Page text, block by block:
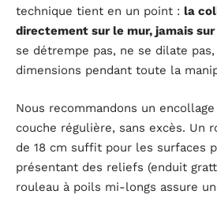
technique tient en un point : la
directement sur le mur, jamais
se détrempe pas, ne se dilate
dimensions pendant toute la
Nous recommandons un
couche régulière, sans excès. Un
de 18 cm suffit pour les surfaces
présentant des reliefs (enduit
rouleau à poils mi-longs assure